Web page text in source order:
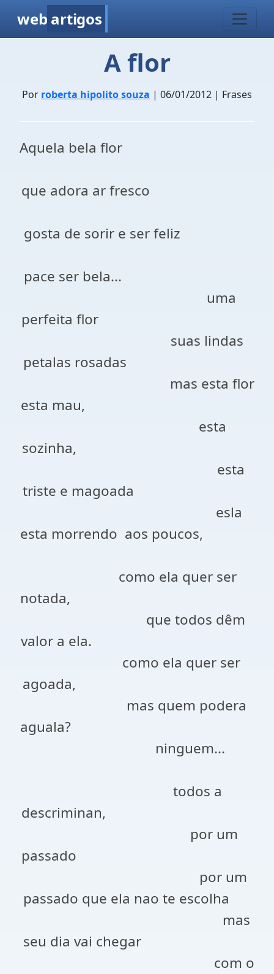
web artigos
A flor
Por roberta hipolito souza | 06/01/2012 | Frases
Aquela bela flor
que adora ar fresco
gosta de sorir e ser feliz
pace ser bela...
uma
perfeita flor
suas lindas
petalas rosadas
mas esta flor
esta mau,
esta
sozinha,
esta
triste e magoada
esla
esta morrendo aos poucos,
como ela quer ser
notada,
que todos dêm
valor a ela.
como ela quer ser
agoada,
mas quem podera
aguala?
ninguem...
todos a
descriminan,
por um
passado
por um
passado que ela nao te escolha
mas
seu dia vai chegar
com o